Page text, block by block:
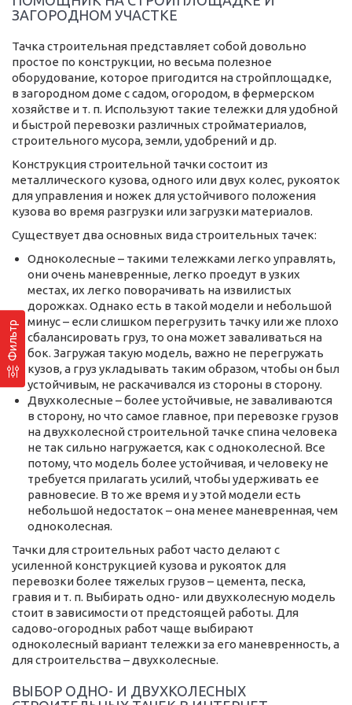
Фильтр
ЗАГОРОДНОМ УЧАСТКЕ
Тачка строительная представляет собой довольно
простое по конструкции, но весьма полезное
оборудование, которое пригодится на стройплощадке,
в загородном доме с садом, огородом, в фермерском
хозяйстве и т. п. Используют такие тележки для удобной
и быстрой перевозки различных стройматериалов,
строительного мусора, земли, удобрений и др.
Конструкция строительной тачки состоит из
металлического кузова, одного или двух колес, рукояток
для управления и ножек для устойчивого положения
кузова во время разгрузки или загрузки материалов.
Существует два основных вида строительных тачек:
Одноколесные – такими тележками легко управлять,
они очень маневренные, легко проедут в узких
местах, их легко поворачивать на извилистых
дорожках. Однако есть в такой модели и небольшой
минус – если слишком перегрузить тачку или же плохо
сбалансировать груз, то она может заваливаться на
бок. Загружая такую модель, важно не перегружать
кузов, а груз укладывать таким образом, чтобы он был
устойчивым, не раскачивался из стороны в сторону.
Двухколесные – более устойчивые, не заваливаются
в сторону, но что самое главное, при перевозке грузов
на двухколесной строительной тачке спина человека
не так сильно нагружается, как с одноколесной. Все
потому, что модель более устойчивая, и человеку не
требуется прилагать усилий, чтобы удерживать ее
равновесие. В то же время и у этой модели есть
небольшой недостаток – она менее маневренная, чем
одноколесная.
Тачки для строительных работ часто делают с
усиленной конструкцией кузова и рукояток для
перевозки более тяжелых грузов – цемента, песка,
гравия и т. п. Выбирать одно- или двухколесную модель
стоит в зависимости от предстоящей работы. Для
садово-огородных работ чаще выбирают
одноколесный вариант тележки за его маневренность, а
для строительства – двухколесные.
ВЫБОР ОДНО- И ДВУХКОЛЕСНЫХ